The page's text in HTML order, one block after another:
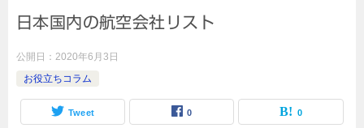
日本国内の航空会社リスト
公開日： 2020年6月3日
お役立ちコラム
Tweet 0 0